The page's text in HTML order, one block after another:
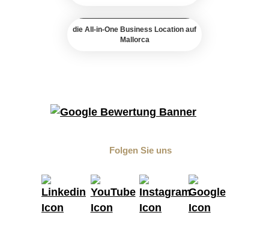
die All-in-One Business Location auf
Mallorca
Folgen Sie uns